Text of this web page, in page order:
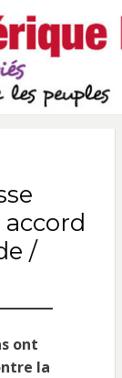
et Amitiés
/
ont
la